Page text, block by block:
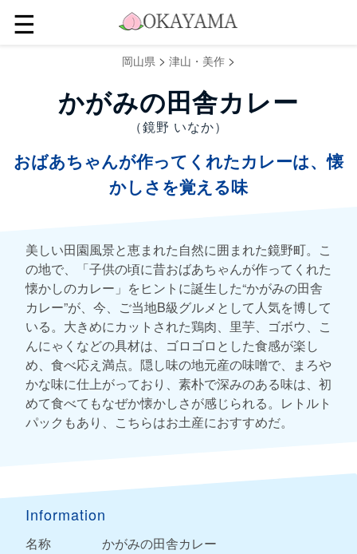
☰
岡山県 > 津山・美作 >
かがみの田舎カレー
（鏡野 いなか）
おばあちゃんが作ってくれたカレーは、懐
かしさを覚える味
美しい田園風景と恵まれた自然に囲まれた鏡野町。こ
の地で、「子供の頃に昔おばあちゃんが作ってくれた
懐かしのカレー」をヒントに誕生した“かがみの田舎
カレー”が、今、ご当地B級グルメとして人気を博して
いる。大きめにカットされた鶏肉、里芋、ゴボウ、こ
んにゃくなどの具材は、ゴロゴロとした食感が楽し
め、食べ応え満点。隠し味の地元産の味噌で、まろや
かな味に仕上がっており、素朴で深みのある味は、初
めて食べてもなぜか懐かしさが感じられる。レトルト
パックもあり、こちらはお土産におすすめだ。
Information
名称
かがみの田舎カレー